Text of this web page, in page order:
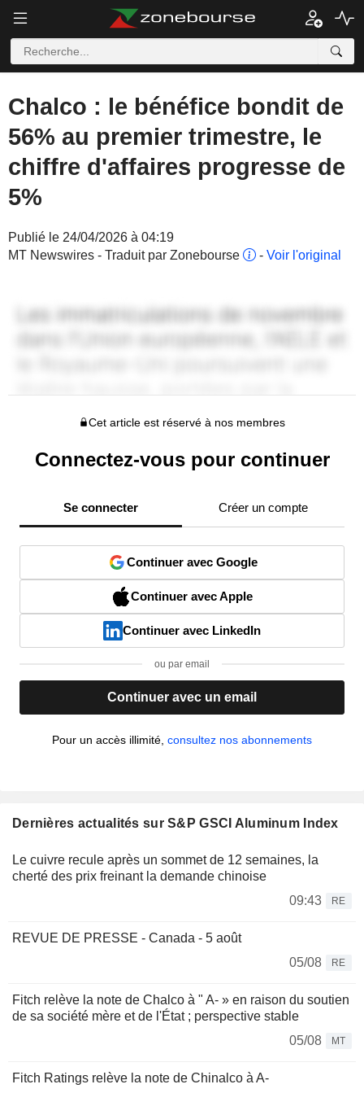
Chalco : le bénéfice bondit de
56% au premier trimestre, le
chiffre d'affaires progresse de
5%
Publié le 24/04/2026 à 04:19
MT Newswires - Traduit par Zonebourse
- Voir l'original
Cet article est réservé à nos membres
Connectez-vous pour continuer
Se connecter Créer un compte
Continuer avec Google
Continuer avec Apple
Continuer avec LinkedIn
ou par email
Continuer avec un email
Pour un accès illimité, consultez nos abonnements
Dernières actualités sur S&P GSCI Aluminum Index
Le cuivre recule après un sommet de 12 semaines, la
cherté des prix freinant la demande chinoise
09:43
RE
REVUE DE PRESSE - Canada - 5 août
05/08
RE
Fitch relève la note de Chalco à " A- » en raison du soutien
de sa société mère et de l'État ; perspective stable
05/08
MT
Fitch Ratings relève la note de Chinalco à A-